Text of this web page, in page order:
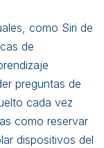
como Siri de
de
preguntas de
cada vez
como reservar
dispositivos del